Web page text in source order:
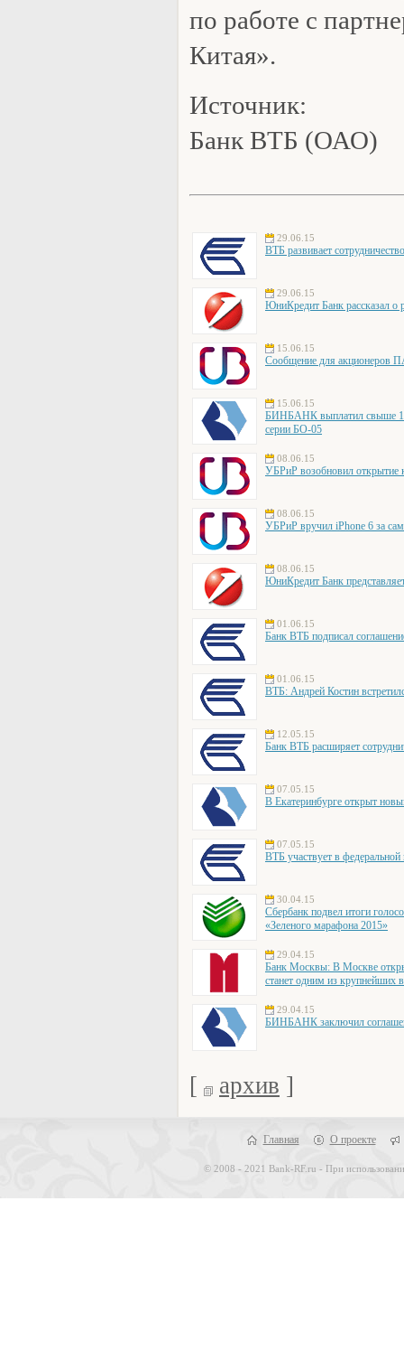
по работе с
Китая».
Источник:
Банк ВТБ (ОАО)
29.06.15
ВТБ развивает
29.06.15
ЮниКредит Банк рассказал о
15.06.15
Сообщение для акционеров
15.06.15
БИНБАНК выплатил свыше
серии БО-05
08.06.15
УБРиР возобновил открытие
08.06.15
УБРиР вручил iPhone 6 за
08.06.15
ЮниКредит Банк
01.06.15
Банк ВТБ подписал
01.06.15
ВТБ: Андрей Костин
12.05.15
Банк ВТБ расширяет
07.05.15
В Екатеринбурге открыт
07.05.15
ВТБ участвует в
30.04.15
Сбербанк подвел итоги
«Зеленого марафона 2015»
29.04.15
Банк Москвы: В Москве
станет одним из крупнейших
29.04.15
БИНБАНК заключил
[ архив ]
Главная О проекте
© 2008 - 2021 Bank-RF.ru - При